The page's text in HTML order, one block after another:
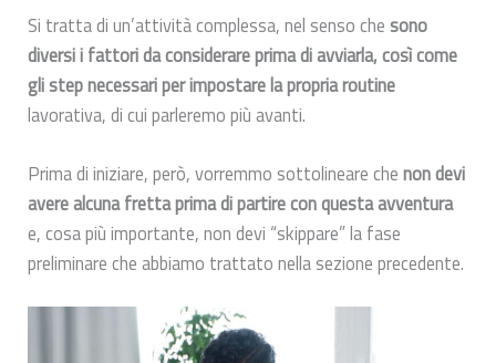
Si tratta di un’attività complessa, nel senso che sono
diversi i fattori da considerare prima di avviarla, così come
gli step necessari per impostare la propria routine
lavorativa, di cui parleremo più avanti.
Prima di iniziare, però, vorremmo sottolineare chenon devi
avere alcuna fretta prima di partire con questa avventura
e, cosa più importante, non devi “skippare” la fase
preliminare che abbiamo trattato nella sezione precedente.